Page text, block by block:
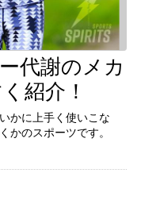
続きを見る
かに上手く使いこな
かのスポーツです。
代謝のメカ
紹介！
かに上手く使いこな
かのスポーツです。